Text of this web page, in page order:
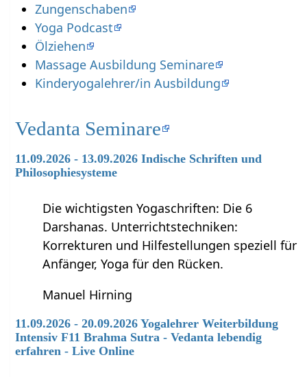
Zungenschaben
Yoga Podcast
Ölziehen
Massage Ausbildung Seminare
Kinderyogalehrer/in Ausbildung
Vedanta Seminare
11.09.2026 - 13.09.2026 Indische Schriften und
Philosophiesysteme
Die wichtigsten Yogaschriften: Die 6
Darshanas. Unterrichtstechniken:
Korrekturen und Hilfestellungen speziell für
Anfänger, Yoga für den Rücken.
Manuel Hirning
11.09.2026 - 20.09.2026 Yogalehrer Weiterbildung
Intensiv F11 Brahma Sutra - Vedanta lebendig
erfahren - Live Online